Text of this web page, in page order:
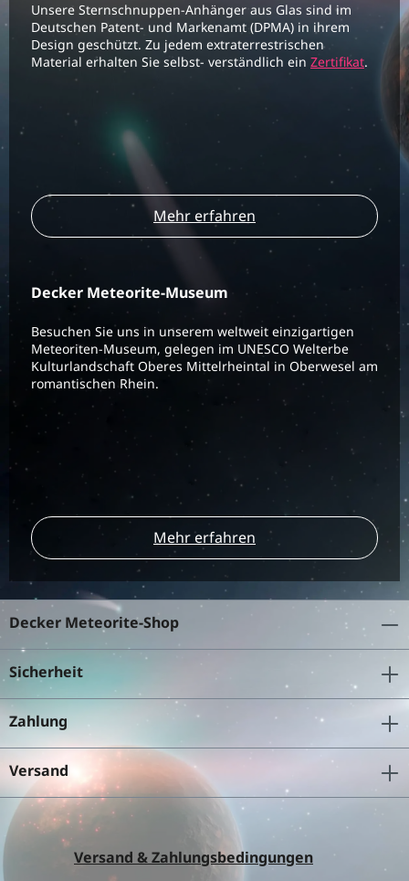
Unsere Sternschnuppen-Anhänger aus Glas sind im
Deutschen Patent- und Markenamt (DPMA) in ihrem
Design geschützt. Zu jedem extraterrestrischen
Material erhalten Sie selbst- verständlich ein Zertifikat.
Mehr erfahren
Decker Meteorite-Museum
Besuchen Sie uns in unserem weltweit einzigartigen
Meteoriten-Museum, gelegen im UNESCO Welterbe
Kulturlandschaft Oberes Mittelrheintal in Oberwesel am
romantischen Rhein.
Mehr erfahren
Decker Meteorite-Shop
Sicherheit
Zahlung
Versand
Versand & Zahlungsbedingungen